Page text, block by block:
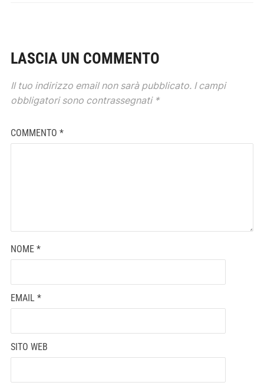
LASCIA UN COMMENTO
Il tuo indirizzo email non sarà pubblicato. I campi
obbligatori sono contrassegnati *
COMMENTO *
NOME *
EMAIL *
SITO WEB